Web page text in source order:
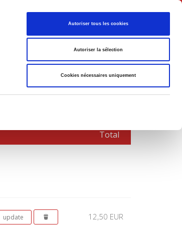
Autoriser tous les cookies
Autoriser la sélection
Cookies nécessaires uniquement
English
Total
12,50 EUR